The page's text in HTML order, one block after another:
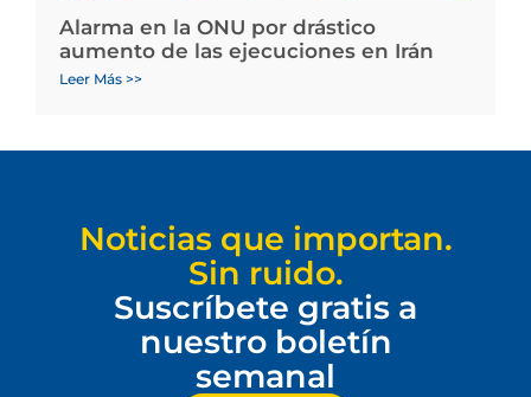
Alarma en la ONU por drástico
aumento de las ejecuciones en Irán
Leer Más >>
Noticias que importan.
Sin ruido.
Suscríbete gratis a
nuestro boletín
semanal